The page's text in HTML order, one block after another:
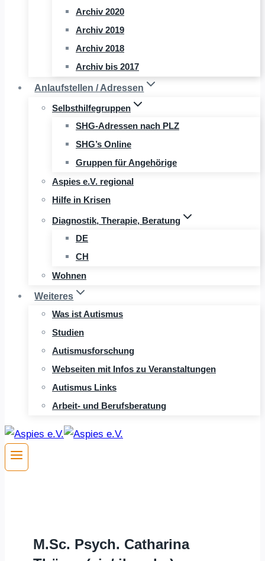
Archiv 2020
Archiv 2019
Archiv 2018
Archiv bis 2017
Anlaufstellen / Adressen
Selbsthilfegruppen
SHG-Adressen nach PLZ
SHG’s Online
Gruppen für Angehörige
Aspies e.V. regional
Hilfe in Krisen
Diagnostik, Therapie, Beratung
DE
CH
Wohnen
Weiteres
Was ist Autismus
Studien
Autismusforschung
Webseiten mit Infos zu Veranstaltungen
Autismus Links
Arbeit- und Berufsberatung
M.Sc. Psych. Catharina